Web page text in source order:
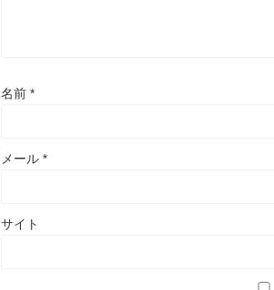
名前 *
メール *
サイト